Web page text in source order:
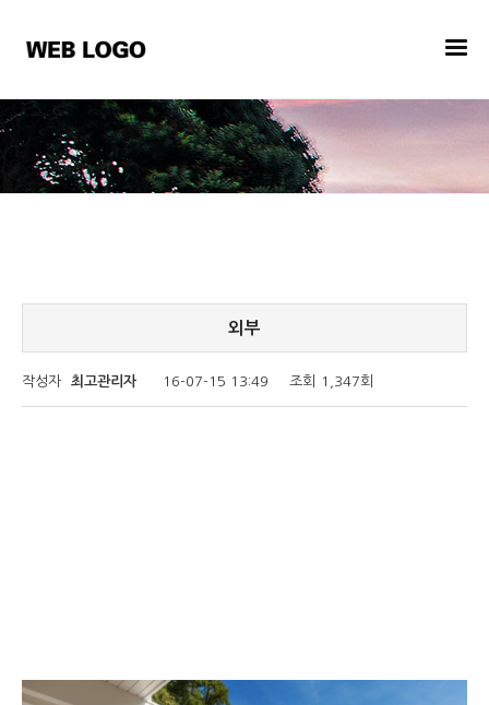
외부
작성자 최고관리자 16-07-15 13:49 조회 1,347회